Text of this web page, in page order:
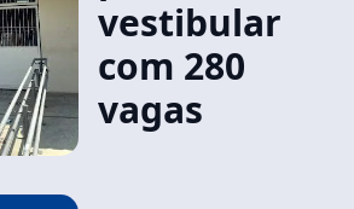
vestibular
com 280
vagas